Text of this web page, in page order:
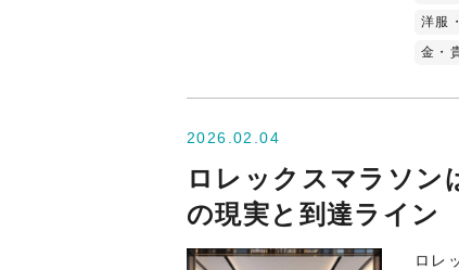
洋服
金・
2026.02.04
ロレックスマラソン
の現実と到達ライン
ロレ